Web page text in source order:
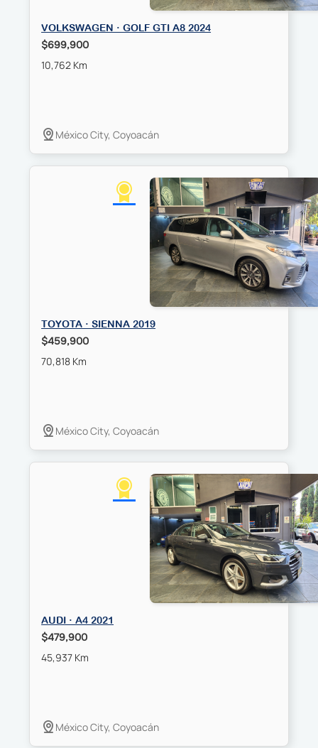
VOLKSWAGEN · GOLF GTI A8 2024
$699,900
10,762 Km
México City, Coyoacán
TOYOTA · SIENNA 2019
$459,900
70,818 Km
México City, Coyoacán
AUDI · A4 2021
$479,900
45,937 Km
México City, Coyoacán